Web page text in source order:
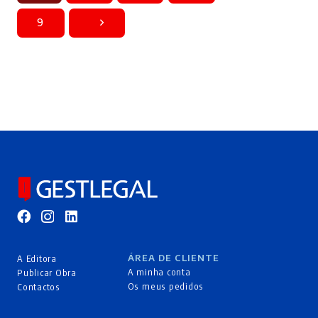
9
A Editora
Publicar Obra
Contactos
ÁREA DE CLIENTE
A minha conta
Os meus pedidos